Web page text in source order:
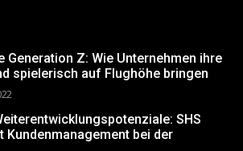
Generation Z: Wie Unternehmen ihre
spielerisch auf Flughöhe bringen
SHS
Kundenmanagement bei der